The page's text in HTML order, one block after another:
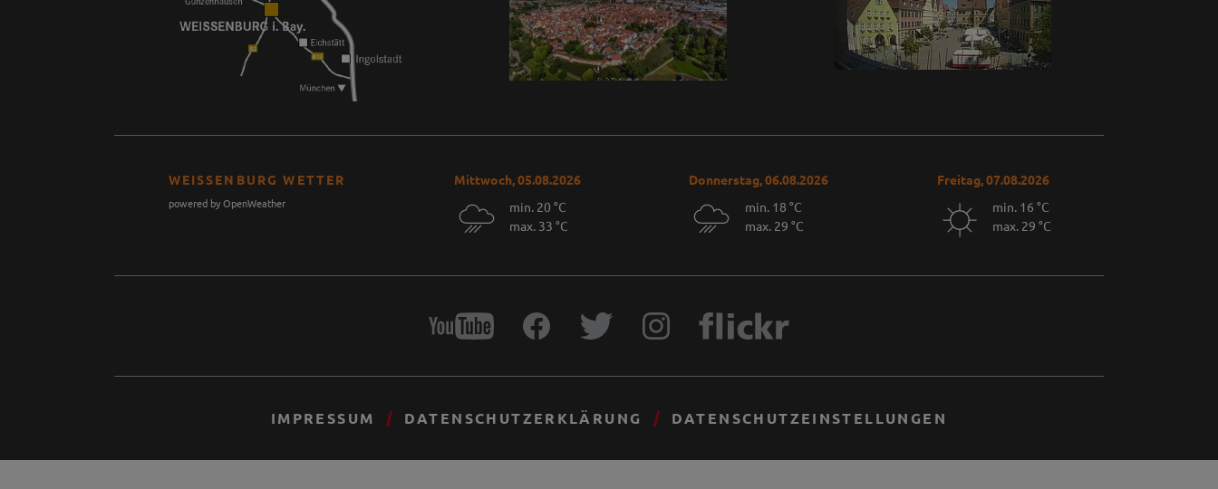
WEISSENBURG WETTER
powered by OpenWeather
Mittwoch, 05.08.2026
min. 20 °C
max. 33 °C
Donnerstag, 06.08.2026
min. 18 °C
max. 29 °C
Freitag, 07.08.2026
min. 16 °C
max. 29 °C
IMPRESSUM DATENSCHUTZERKLÄRUNG DATENSCHUTZEINSTELLUNGEN